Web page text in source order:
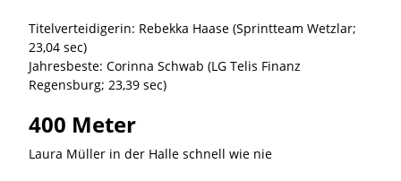
Titelverteidigerin: Rebekka Haase (Sprintteam Wetzlar;
23,04 sec)
Jahresbeste: Corinna Schwab (LG Telis Finanz
Regensburg; 23,39 sec)
400 Meter
Laura Müller in der Halle schnell wie nie